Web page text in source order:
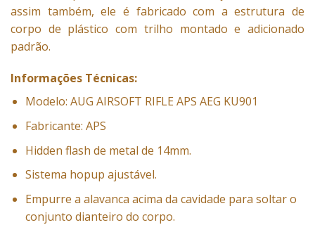
assim também, ele é fabricado com a estrutura de
corpo de plástico com trilho montado e adicionado
padrão.
Informações Técnicas:
Modelo: AUG AIRSOFT RIFLE APS AEG KU901
Fabricante: APS
Hidden flash de metal de 14mm.
Sistema hopup ajustável.
Empurre a alavanca acima da cavidade para soltar o
conjunto dianteiro do corpo.